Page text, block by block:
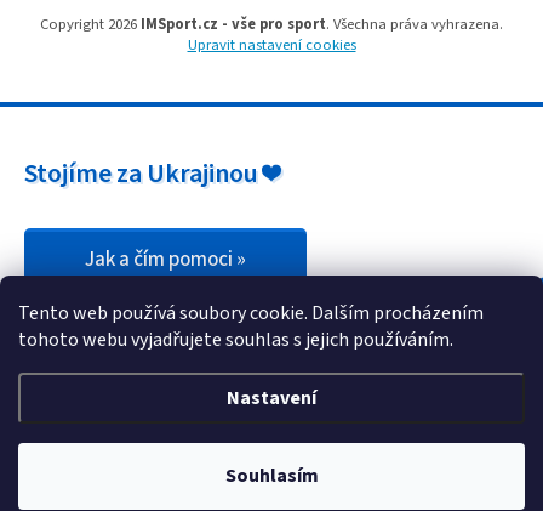
Tento web používá soubory cookie. Dalším procházením
tohoto webu vyjadřujete souhlas s jejich používáním.
Nastavení
Souhlasím
Copyright 2026 IMSport.cz - vše pro sport. Všechna práva vyhrazena.
Upravit nastavení cookies
Stojíme za Ukrajinou ❤️
Jak a čím pomoci »